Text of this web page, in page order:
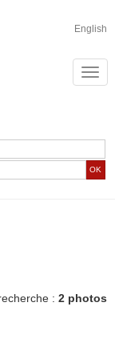
English
OK
: 2 photos